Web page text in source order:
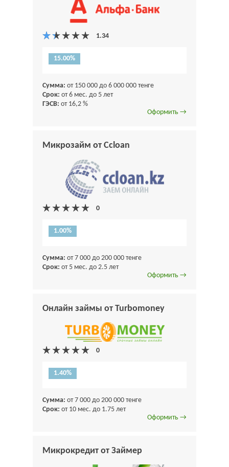
15.00%
Сумма: от 150 000 до 6 000 000 тенге
Срок: от 6 мес. до 5 лет
ГЭСВ: от 16,2 %
Оформить →
Микрозайм от Ccloan
1.00%
Сумма: от 7 000 до 200 000 тенге
Срок: от 5 мес. до 2.5 лет
Оформить →
Онлайн займы от Turbomoney
1.40%
Сумма: от 7 000 до 200 000 тенге
Срок: от 10 мес. до 1.75 лет
Оформить →
Микрокредит от Займер